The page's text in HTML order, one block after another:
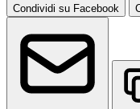
Condividi su Facebook